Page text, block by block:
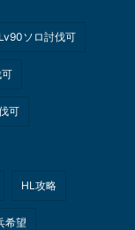
ソロ討伐可
可
HL攻略
希望